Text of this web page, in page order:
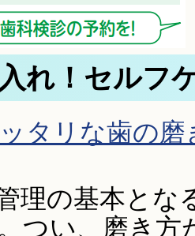
れ！セルフ
タリな歯の
理の基本とな
つい、磨き